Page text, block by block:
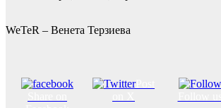
WeTeR – Венета Терзиева
Post